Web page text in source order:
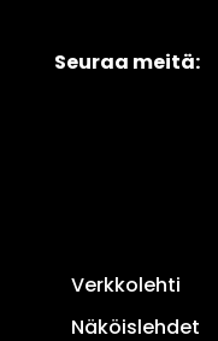
Seuraa meitä:
Verkkolehti
Näköislehdet